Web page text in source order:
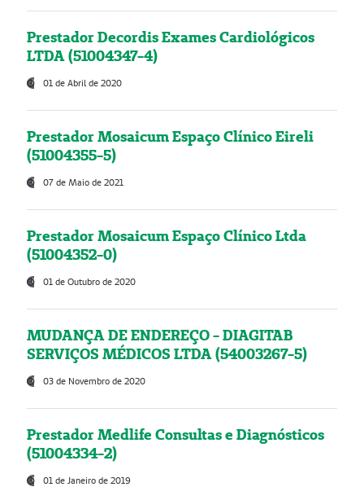
Prestador Decordis Exames Cardiológicos
LTDA (51004347-4)
01 de Abril de 2020
Prestador Mosaicum Espaço Clínico Eireli
(51004355-5)
07 de Maio de 2021
Prestador Mosaicum Espaço Clínico Ltda
(51004352-0)
01 de Outubro de 2020
MUDANÇA DE ENDEREÇO - DIAGITAB
SERVIÇOS MÉDICOS LTDA (54003267-5)
03 de Novembro de 2020
Prestador Medlife Consultas e Diagnósticos
(51004334-2)
01 de Janeiro de 2019